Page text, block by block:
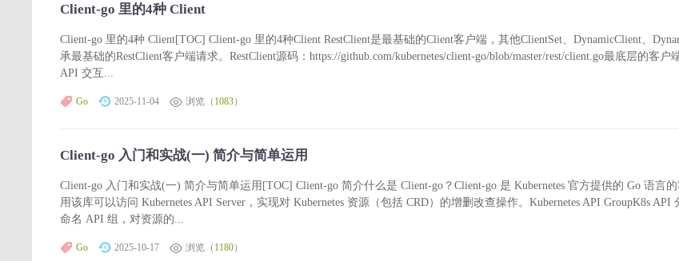
Client-go 里的4种 Client
Client-go 里的4种 Client[TOC] Client-go 里的4种Client RestClient是最基础的Client客户端，其他ClientSet、DynamicClient、
承最基础的RestClient客户端请求。RestClient源码：https://github.com/kubernetes/client-go/blob/master/rest/client.go最底层的客户
API 交互...
Go 2025-11-04 浏览（ 1083）
Client-go 入门和实战(一) 简介与简单运用
Client-go 入门和实战(一) 简介与简单运用[TOC] Client-go 简介什么是 Client-go？Client-go 是 Kubernetes 官方提供的 Go 语言
用该库可以访问 Kubernetes API Server，实现对 Kubernetes 资源（包括 CRD）的增删改查操作。Kubernetes API GroupK8s API
命名 API 组，对资源的...
Go 2025-10-17 浏览（ 1180）